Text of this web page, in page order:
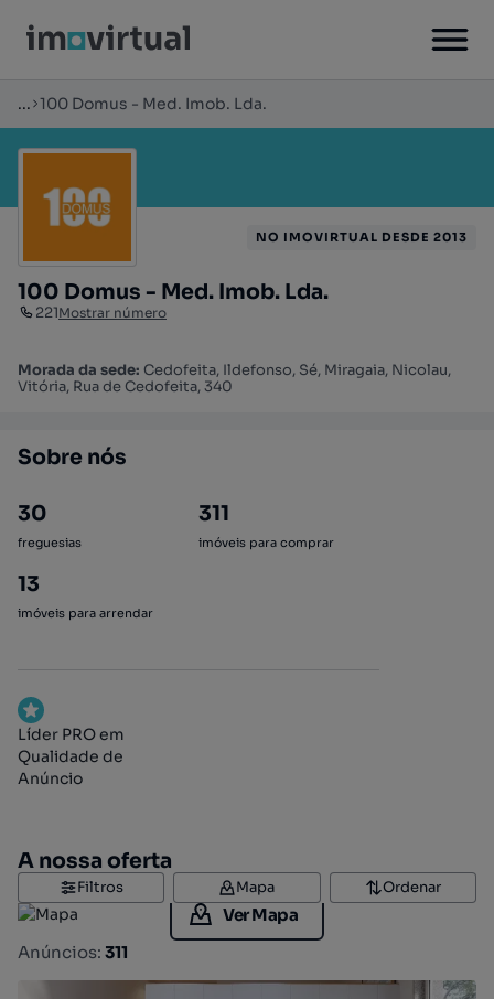
... 100 Domus - Med. Imob. Lda.
100 Domus - Med. Imob. Lda.
221Mostrar número
Morada da sede: Cedofeita, Ildefonso, Sé, Miragaia, Nicolau,
Vitória, Rua de Cedofeita, 340
NO IMOVIRTUAL DESDE 2013
Sobre nós
30
freguesias
311
imóveis para comprar
13
imóveis para arrendar
Líder PRO em
Qualidade de
Anúncio
A nossa oferta
Filtros Mapa Ordenar
Ver Mapa
Anúncios: 311